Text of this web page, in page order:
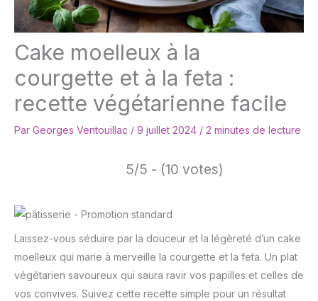
Cake moelleux à la
courgette et à la feta :
recette végétarienne facile
Par Georges Ventouillac / 9 juillet 2024 / 2 minutes de lecture
5/5 - (10 votes)
Laissez-vous séduire par la douceur et la légèreté d’un cake
moelleux qui marie à merveille la courgette et la feta. Un plat
végétarien savoureux qui saura ravir vos papilles et celles de
vos convives. Suivez cette recette simple pour un résultat